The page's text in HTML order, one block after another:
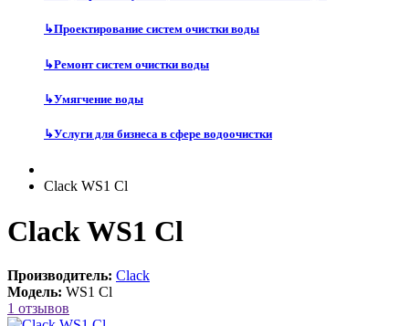
↳Проектирование систем очистки воды
↳Ремонт систем очистки воды
↳Умягчение воды
↳Услуги для бизнеса в сфере водоочистки
Clack WS1 Cl
Clack WS1 Cl
Производитель: Clack
Модель: WS1 Cl
1 отзывов